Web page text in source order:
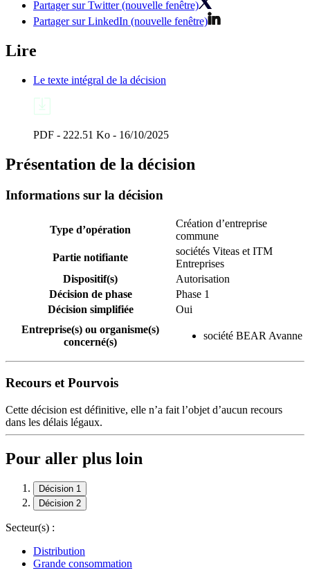
Partager sur Twitter (nouvelle fenêtre)
Partager sur LinkedIn (nouvelle fenêtre)
Lire
Le texte intégral de la décision
PDF - 222.51 Ko - 16/10/2025
Présentation de la décision
Informations sur la décision
Type d’opération
Création d’entreprise
commune
Partie notifiante
sociétés Viteas et ITM
Entreprises
Dispositif(s)
Autorisation
Décision de phase
Phase 1
Décision simplifiée
Oui
Entreprise(s) ou organisme(s)
concerné(s)
société BEAR Avanne
Recours et Pourvois
Cette décision est définitive, elle n’a fait l’objet d’aucun recours
dans les délais légaux.
Pour aller plus loin
Décision 1
Décision 2
Secteur(s) :
Distribution
Grande consommation